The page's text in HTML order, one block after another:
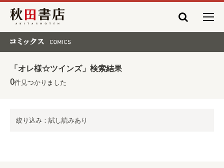
秋田書店
「オレ様☆ツインズ」検索結果
0件見つかりました
絞り込み：試し読みあり